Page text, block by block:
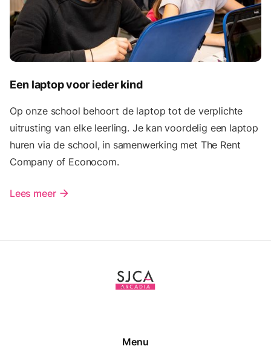
Een laptop voor ieder kind
Op onze school behoort de laptop tot de verplichte
uitrusting van elke leerling. Je kan voordelig een laptop
huren via de school, in samenwerking met The Rent
Company of Econocom.
Lees meer arrow_forward
Menu